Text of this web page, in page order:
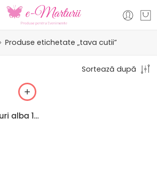
Produse etichetate „tava cutii”
Sortează după
Tava cutii prajituri alba 10X17cm